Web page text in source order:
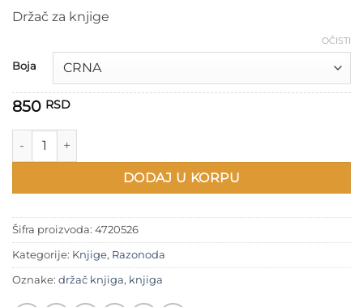
950 RSD
Držač za knjige
Boja
OČISTI
850 RSD
Držač za knjige količina
DODAJ U KORPU
Šifra proizvoda: 4720526
Kategorije: Knjige, Razonoda
Oznake: držač knjiga, knjiga